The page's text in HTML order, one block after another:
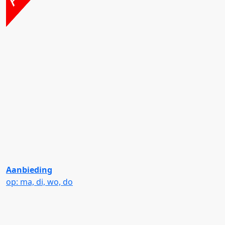
Aanbieding
op: ma, di, wo, do